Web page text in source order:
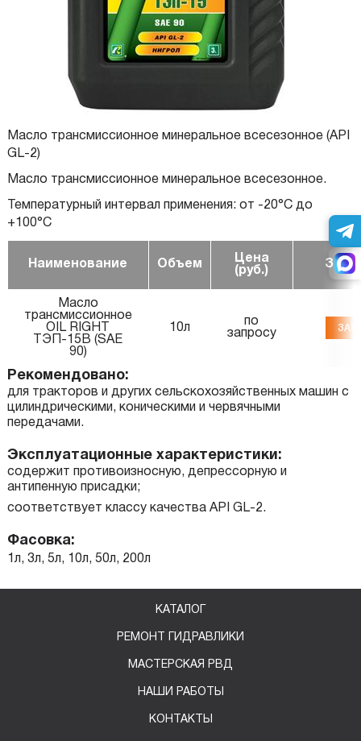
Масло трансмиссионное минеральное всесезонное (API
GL-2)
Масло трансмиссионное минеральное всесезонное.
Температурный интервал применения: от -20°C до
+100°C
Наименование Объем
Цена
(руб.)
Масло
трансмиссионное
OIL RIGHT
ТЭП-15В (SAE
90)
10л
по
запросу
Рекомендовано:
для тракторов и других сельскохозяйственных машин с
цилиндрическими, коническими и червячными
передачами.
Эксплуатационные характеристики:
содержит противоизносную, депрессорную и
антипенную присадки;
соответствует классу качества API GL-2.
Фасовка:
1л, 3л, 5л, 10л, 50л, 200л
КАТАЛОГ
РЕМОНТ ГИДРАВЛИКИ
МАСТЕРСКАЯ РВД
НАШИ РАБОТЫ
КОНТАКТЫ